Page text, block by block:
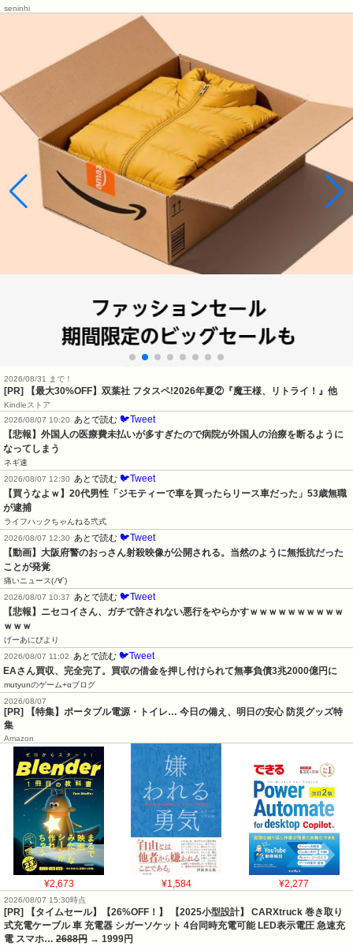
seninhi
2026/08/31 まで！
[PR] 【最大30%OFF】双葉社 フタスペ!2026年夏②『魔王様、リトライ！』他
Kindleストア
2026/08/07 10:20 あとで読む 🐦Tweet
【悲報】外国人の医療費未払いが多すぎたので病院が外国人の治療を断るように
なってしまう
ネギ速
2026/08/07 12:30 あとで読む 🐦Tweet
【買うなよｗ】20代男性「ジモティーで車を買ったらリース車だった」53歳無職
が逮捕
ライフハックちゃんねる弐式
2026/08/07 12:30 あとで読む 🐦Tweet
【動画】大阪府警のおっさん射殺映像が公開される。当然のように無抵抗だった
ことが発覚
痛いニュース(ﾉ∀`)
2026/08/07 10:37 あとで読む 🐦Tweet
【悲報】ニセコイさん、ガチで許されない悪行をやらかすｗｗｗｗｗｗｗｗｗｗ
ｗｗｗ
げーあにびより
2026/08/07 11:02 あとで読む 🐦Tweet
EAさん買収、完全完了。買収の借金を押し付けられて無事負債3兆2000億円に
mutyunのゲーム+αブログ
2026/08/07
[PR] 【特集】ポータブル電源・トイレ… 今日の備え、明日の安心 防災グッズ特
集
Amazon
¥2,673 ¥1,584 ¥2,277
2026/08/07 15:30時点
[PR] 【タイムセール】【26%OFF！】 【2025小型設計】 CARXtruck 巻き取り
式充電ケーブル 車 充電器 シガーソケット 4台同時充電可能 LED表示電圧 急速充
電 スマホ… 2688円 → 1999円